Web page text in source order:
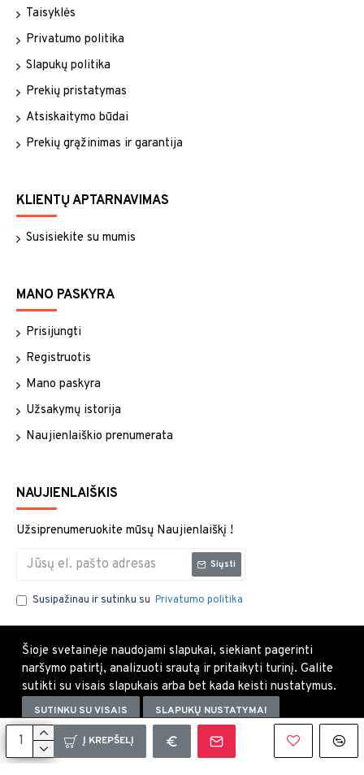
Į KREPŠELĮ
Taisyklės
Privatumo politika
Slapukų politika
Prekių pristatymas
Atsiskaitymo būdai
Prekių grąžinimas ir garantija
KLIENTŲ APTARNAVIMAS
Susisiekite su mumis
MANO PASKYRA
Prisijungti
Registruotis
Mano paskyra
Užsakymų istorija
Naujienlaiškio prenumerata
NAUJIENLAIŠKIS
Užsiprenumeruokite mūsų Naujienlaiškį !
Siųsti
Susipažinau ir sutinku su Privatumo politika
Copyright © 2021, Visos teisės saugomos.
Šioje svetainėje naudojami slapukai, siekiant pagerinti
naršymo patirtį, analizuoti srautą ir pritaikyti turinį. Galite
sutikti su visais slapukais arba bet kada keisti nustatymus.
SUTINKU SU VISAIS SLAPUKŲ NUSTATYMAI
Uždaryti×